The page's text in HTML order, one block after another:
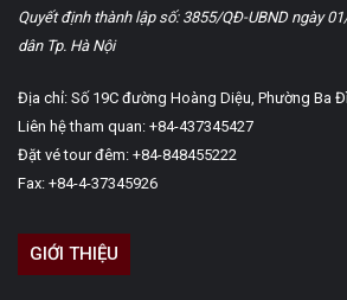
Quyết định thành lập số: 3855/QĐ-UBND ngày
dân Tp. Hà Nội
Địa chỉ: Số 19C đường Hoàng Diệu, Phường Ba
Liên hệ tham quan: +84-437345427
Đặt vé tour đêm: +84-848455222
Fax: +84-4-37345926
GIỚI THIỆU